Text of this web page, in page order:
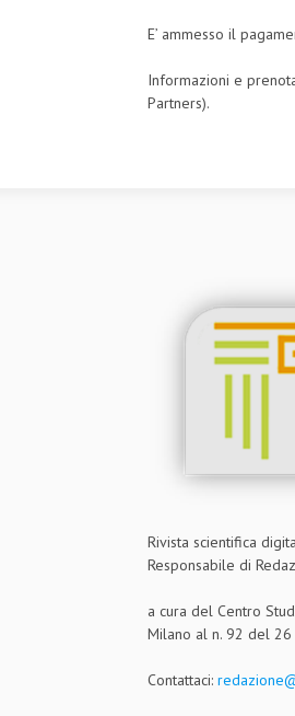
E’ ammesso il
Informazioni e
Partners).
Rivista scientifica
Responsabile di
a cura del Centro
Milano al n. 92 del
Contattaci: